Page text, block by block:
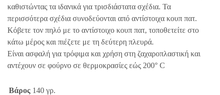
καθιστώντας τα ιδανικά για τρισδιάστατα σχέδια. Τα
περισσότερα σχέδια συνοδεύονται από αντίστοιχα κουπ πατ.
Κόβετε τον πηλό με το αντίστοιχο κουπ πατ, τοποθετείτε στο
κάτω μέρος και πιέζετε με τη δεύτερη πλευρά.
Είναι ασφαλή για τρόφιμα και χρήση στη ζαχαροπλαστική και
αντέχουν σε φούρνο σε θερμοκρασίες εώς 200° C
Βάρος 140 γρ.